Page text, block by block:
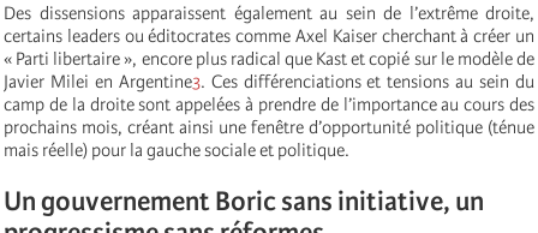
Des dissensions apparaissent également au sein de l’extrême droite,
certains leaders ou éditocrates comme Axel Kaiser cherchant à créer un
« Parti libertaire », encore plus radical que Kast et copié sur le modèle de
Javier Milei en Argentine3. Ces différenciations et tensions au sein du
camp de la droite sont appelées à prendre de l’importance au cours des
prochains mois, créant ainsi une fenêtre d’opportunité politique (ténue
mais réelle) pour la gauche sociale et politique.
Un gouvernement Boric sans initiative, un